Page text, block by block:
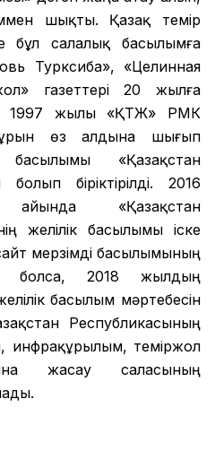
шықты. Қазақ темір
бұл салалық басылымға
Турксиба», «Целинная
газеттері 20 жылға
1997 жылы «ҚТЖ» РМК
өз алдына шығып
«Қазақстан
біріктірілді. 2016
«Қазақстан
желілік басылымы іске
мерзімді басылымының
болса, 2018 жылдың
басылым мәртебесін
Республикасының
инфрақұрылым, теміржол
жасау саласының